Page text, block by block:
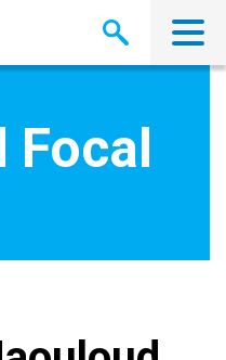
Focal